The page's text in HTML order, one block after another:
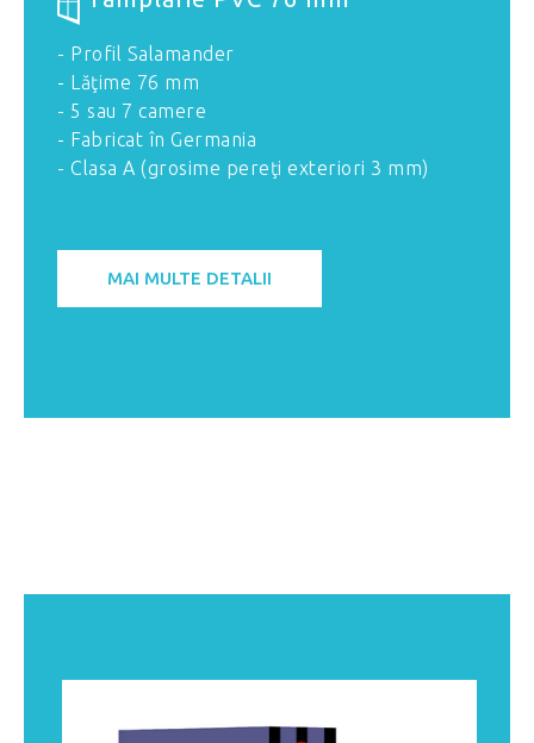
- Profil Salamander
- Lăţime 76 mm
- 5 sau 7 camere
- Fabricat în Germania
- Clasa A (grosime pereţi exteriori 3 mm)
MAI MULTE DETALII